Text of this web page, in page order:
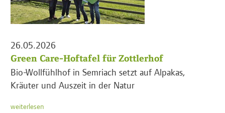
26.05.2026
Green Care-Hoftafel für Zottlerhof
Bio-Wollfühlhof in Semriach setzt auf Alpakas,
Kräuter und Auszeit in der Natur
weiterlesen